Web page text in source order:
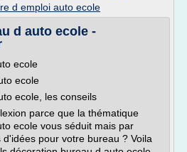
d emploi auto ecole
d auto ecole -
ecole
ecole
ecole, les conseils
parce que la thématique
ecole vous séduit mais par
pour votre bureau ? Voila